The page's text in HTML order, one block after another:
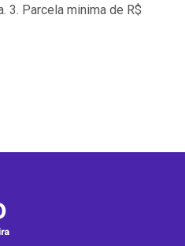
3. Parcela minima de R$